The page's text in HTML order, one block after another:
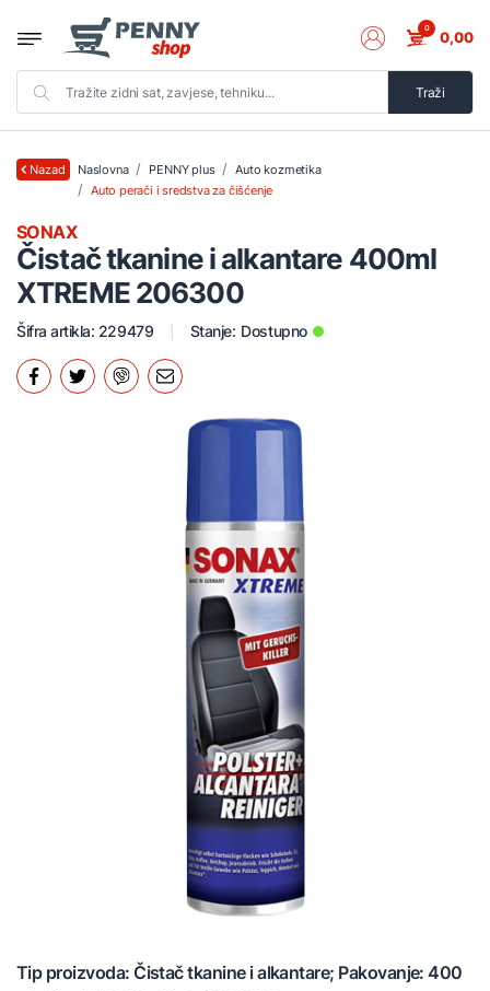
Traži
0 0,00
Nazad Naslovna PENNY plus
Auto kozmetika
Auto perači i sredstva za čišćenje
Čistač tkanine i alkantare 400ml
XTREME 206300
SONAX
Šifra artikla: 229479 Stanje: Dostupno
Tip proizvoda: Čistač tkanine i alkantare; Pakovanje: 400